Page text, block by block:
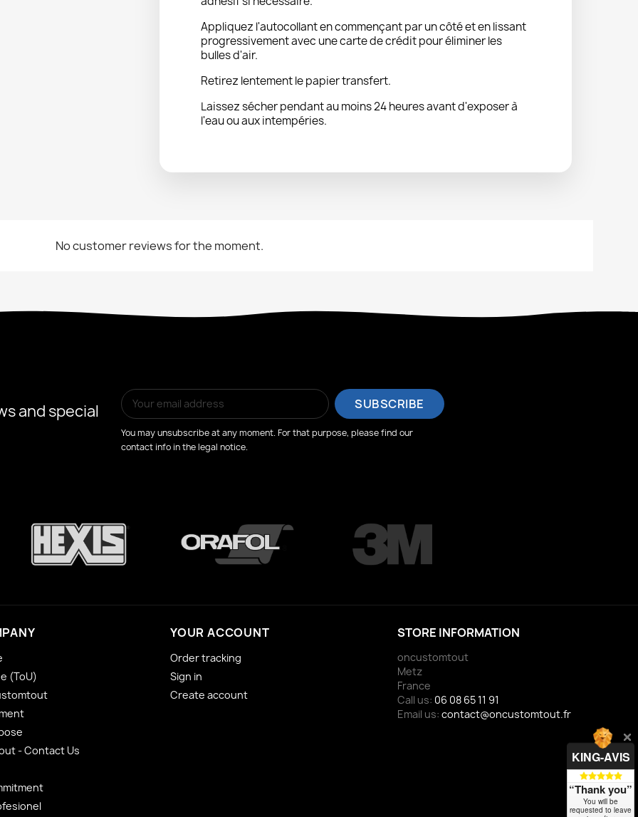
Appliquez l'autocollant en commençant par un côté et en lissant
progressivement avec une carte de crédit pour éliminer les
bulles d'air.
Retirez lentement le papier transfert.
Laissez sécher pendant au moins 24 heures avant d'exposer à
l'eau ou aux intempéries.
No customer reviews for the moment.
and special
You may unsubscribe at any moment. For that purpose, please find our
contact info in the legal notice.
(ToU)
- Contact Us
YOUR ACCOUNT
Order tracking
Sign in
Create account
STORE INFORMATION
oncustomtout
Metz
France
Call us: 06 08 65 11 91
Email us:contact@oncustomtout.fr
KING-AVIS
“Thank you”
You will be
requested to leave